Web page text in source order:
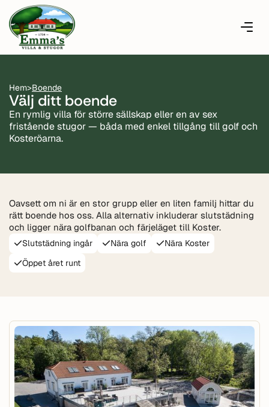
Hem>Boende
Välj ditt boende
En rymlig villa för större sällskap eller en av sex
fristående stugor — båda med enkel tillgång till golf och
Kosteröarna.
Oavsett om ni är en stor grupp eller en liten familj hittar du
rätt boende hos oss. Alla alternativ inkluderar slutstädning
och ligger nära golfbanan och färjeläget till Koster.
Slutstädning ingår Nära golf
Nära Koster
Öppet året runt